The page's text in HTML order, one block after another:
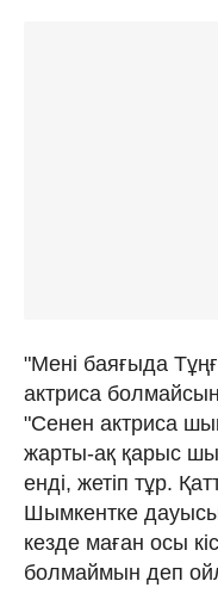
"Мені баяғыда
актриса
"Сенен актриса
жарты-ақ қарыс
енді, жетіп тұр.
Шымкентке
кезде маған осы
болмаймын деп